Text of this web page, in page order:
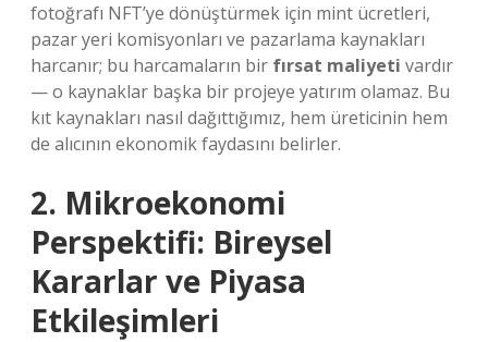
fotoğrafı NFT’ye dönüştürmek için mint ücretleri,
pazar yeri komisyonları ve pazarlama kaynakları
harcanır; bu harcamaların bir fırsat maliyeti vardır
— o kaynaklar başka bir projeye yatırım olamaz. Bu
kıt kaynakları nasıl dağıttığımız, hem üreticinin hem
de alıcının ekonomik faydasını belirler.
2. Mikroekonomi
Perspektifi: Bireysel
Kararlar ve Piyasa
Etkileşimleri